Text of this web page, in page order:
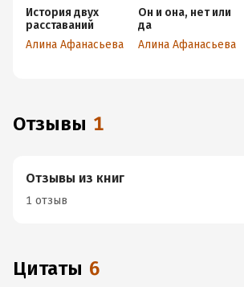
История двух
расставаний
Алина Афанасьева
Он и она, нет или
да
Алина Афанасьева
Отзывы 1
Отзывы из книг
1 отзыв
Цитаты 6